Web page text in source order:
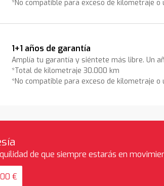
*No compatible para exceso de kilometraje
1+1 años de garantía
Amplía tu garantía y siéntete más libre. Un
*Total de kilometraje 30.000 km
*No compatible para exceso de kilometraje
de que siempre estarás en
€